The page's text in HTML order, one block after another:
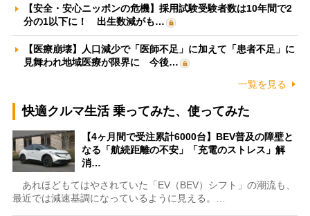
【安全・安心ニッポンの危機】採用試験受験者数は10年間で2
分の1以下に！ 出生数減がも…
【医療崩壊】人口減少で「医師不足」に加えて「患者不足」に
見舞われ地域医療が限界に 今後…
一覧を見る
快適クルマ生活 乗ってみた、使ってみた
【4ヶ月間で受注累計6000台】BEV普及の障壁と
なる「航続距離の不安」「充電のストレス」解
消…
あれほどもてはやされていた「EV（BEV）シフト」の潮流も、
最近では減速基調になっているように見える。…